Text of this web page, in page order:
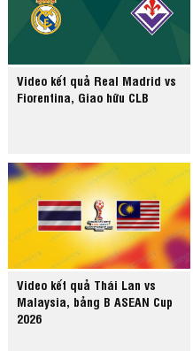
Video kết quả Real Madrid vs
Fiorentina, Giao hữu CLB
Video kết quả Thái Lan vs
Malaysia, bảng B ASEAN Cup
2026